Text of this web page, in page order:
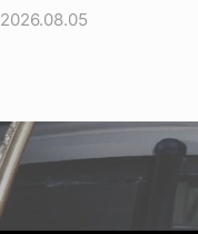
2026.08.05